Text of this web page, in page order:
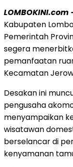
LOMBOKINI.com
Kabupaten
Pemerintah
segera
pemanfaatan
Kecamatan
Desakan ini
pengusaha
menyampaikan
wisatawan
berselancar di
kenyamanan